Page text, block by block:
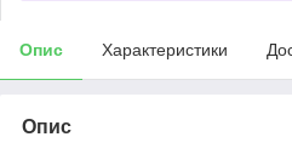
Опис Характеристики
Опис